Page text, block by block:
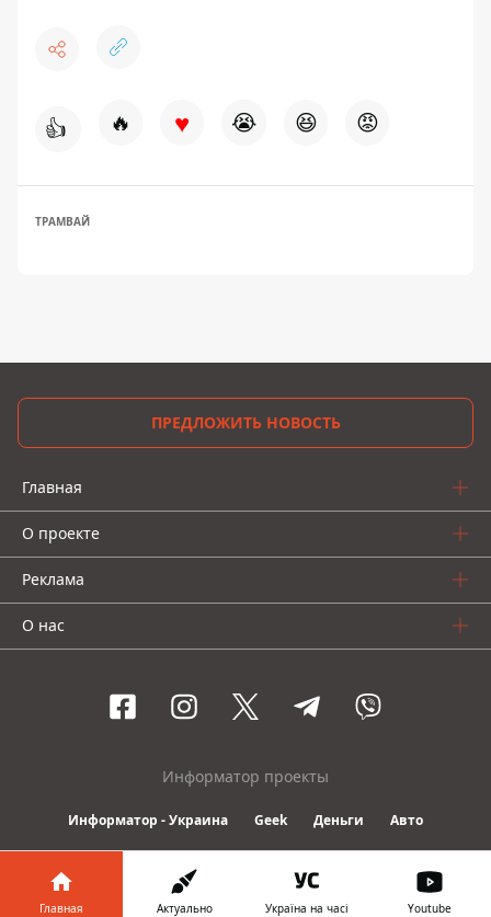
👍 🔥 ♥ 😭 😆 😡
ТРАМВАЙ
ПРЕДЛОЖИТЬ НОВОСТЬ
Главная
О проекте
Реклама
О нас
Информатор проекты
Информатор - Украина Geek Деньги Авто
© 2016-2026 Informator
Главная Актуально Україна на часі Youtube